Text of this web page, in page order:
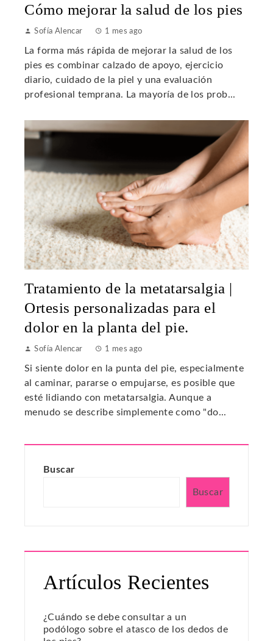
Cómo mejorar la salud de los pies
Sofía Alencar 1 mes ago
La forma más rápida de mejorar la salud de los
pies es combinar calzado de apoyo, ejercicio
diario, cuidado de la piel y una evaluación
profesional temprana. La mayoría de los prob...
Tratamiento de la metatarsalgia |
Ortesis personalizadas para el
dolor en la planta del pie.
Sofía Alencar 1 mes ago
Si siente dolor en la punta del pie, especialmente
al caminar, pararse o empujarse, es posible que
esté lidiando con metatarsalgia. Aunque a
menudo se describe simplemente como "do...
Buscar
Buscar
Artículos Recientes
¿Cuándo se debe consultar a un
podólogo sobre el atasco de los dedos de